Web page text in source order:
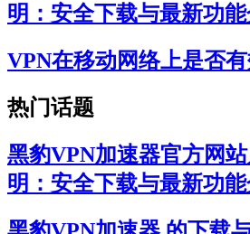
明：安全下载与最新功
VPN在移动网络上是否有
热门话题
黑豹VPN加速器官方网
明：安全下载与最新功